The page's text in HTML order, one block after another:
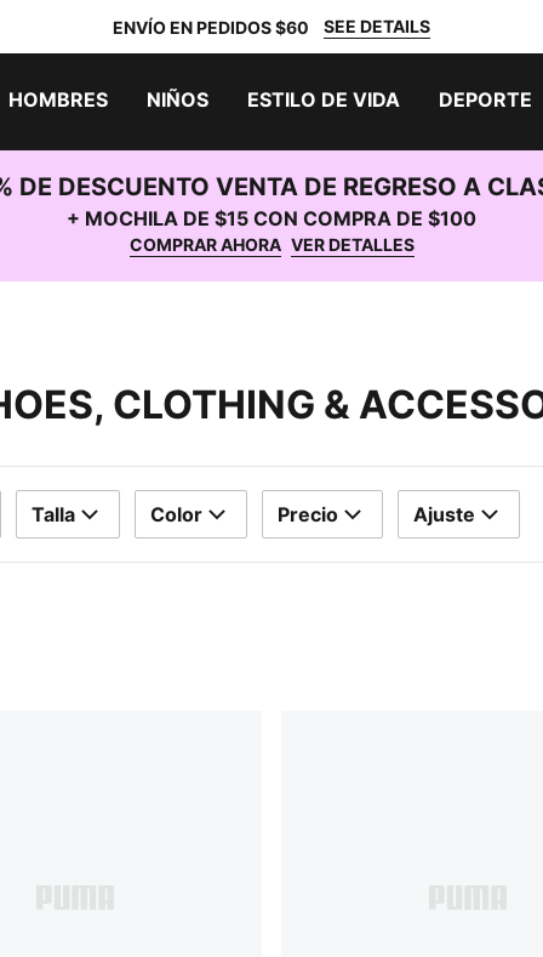
ENVÍO EN PEDIDOS $60 SEE DETAILS
HOMBRES NIÑOS ESTILO DE VIDA DEPORTE
DE DESCUENTO VENTA DE REGRESO A
+ MOCHILA DE $15 CON COMPRA DE $100
COMPRAR AHORA VER DETALLES
CLOTHING &
Talla Color Precio Ajuste